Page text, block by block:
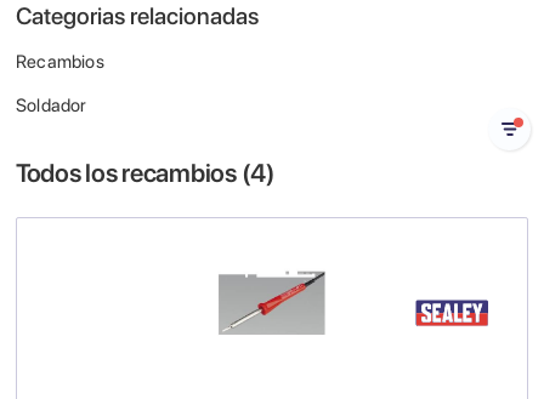
Categorias relacionadas
Recambios
Soldador
Todos los recambios (4)